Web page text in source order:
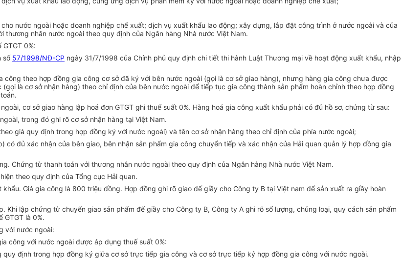
nước ngoài hoặc doanh nghiệp chế xuất; dịch vụ xuất khẩu lao động; xây dựng, lắp đặt công trình ở nước ngoài và của
nhân nước ngoài theo quy định của Ngân hàng Nhà nước Việt Nam.
0%:
số 57/1998/NĐ-CP ngày 31/7/1998 của Chính phủ quy định chi tiết thi hành Luật Thương mại về hoạt động xuất khẩu, nhập
theo hợp đồng gia công cơ sở đã ký với bên nước ngoài (gọi là cơ sở giao hàng), nhưng hàng gia công chưa được
là cơ sở nhận hàng) theo chỉ định của bên nước ngoài để tiếp tục gia công thành sản phẩm hoàn chỉnh theo hợp đồng
cơ sở giao hàng lập hoá đơn GTGT ghi thuế suất 0%. Hàng hoá gia công xuất khẩu phải có đủ hồ sơ, chứng từ sau:
trong đó ghi rõ cơ sở nhận hàng tại Việt Nam.
giá quy định trong hợp đồng ký với nước ngoài) và tên cơ sở nhận hàng theo chỉ định của phía nước ngoài;
đủ xác nhận của bên giao, bên nhận sản phẩm gia công chuyển tiếp và xác nhận của Hải quan quản lý hợp đồng gia
Chứng từ thanh toán với thương nhân nước ngoài theo quy định của Ngân hàng Nhà nước Việt Nam.
theo quy định của Tổng cục Hải quan.
Giá gia công là 800 triệu đồng. Hợp đồng ghi rõ giao đế giầy cho Công ty B tại Việt nam để sản xuất ra giầy hoàn
lập chứng từ chuyển giao sản phẩm đế giầy cho Công ty B, Công ty A ghi rõ số lượng, chủng loại, quy cách sản phẩm
là 0%.
với nước ngoài:
công với nước ngoài được áp dụng thuế suất 0%:
định trong hợp đồng ký giữa cơ sở trực tiếp gia công và cơ sở trực tiếp ký hợp đồng gia công với nước ngoài.